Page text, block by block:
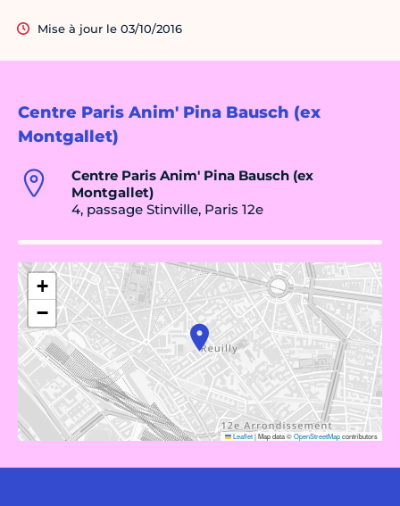
Centre Paris Anim' Pina Bausch (ex
Montgallet)
Centre Paris Anim' Pina Bausch (ex
Montgallet)
4, passage Stinville, Paris 12e
+
−
Leaflet|Map data ©OpenStreetMapcontributors
Mise à jour le 03/10/2016